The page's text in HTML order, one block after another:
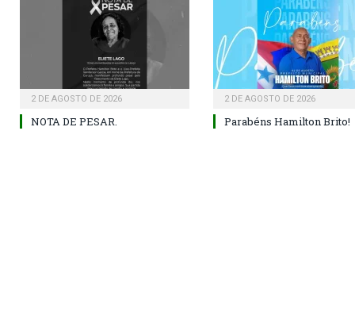
2 DE AGOSTO DE 2026
NOTA DE PESAR.
2 DE AGOSTO DE 2026
Parabéns Hamilton Brito!